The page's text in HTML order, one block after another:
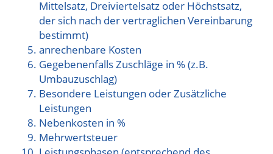
Mittelsatz, Dreiviertelsatz oder Höchstsatz,
der sich nach der vertraglichen Vereinbarung
bestimmt)
anrechenbare Kosten
Gegebenenfalls Zuschläge in % (z.B.
Umbauzuschlag)
Besondere Leistungen oder Zusätzliche
Leistungen
Nebenkosten in %
Mehrwertsteuer